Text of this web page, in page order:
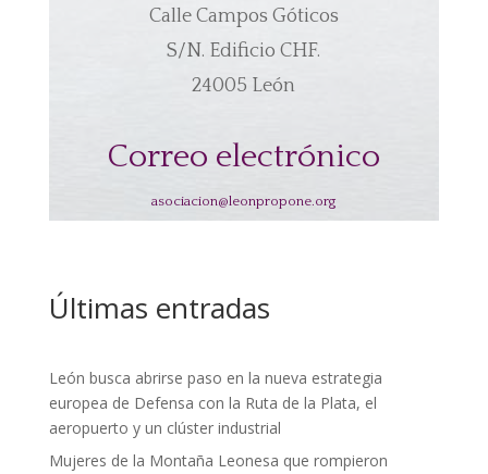
Calle Campos Góticos
S/N. Edificio CHF.
24005 León
Correo electrónico
asociacion@leonpropone.org
Últimas entradas
León busca abrirse paso en la nueva estrategia
europea de Defensa con la Ruta de la Plata, el
aeropuerto y un clúster industrial
Mujeres de la Montaña Leonesa que rompieron